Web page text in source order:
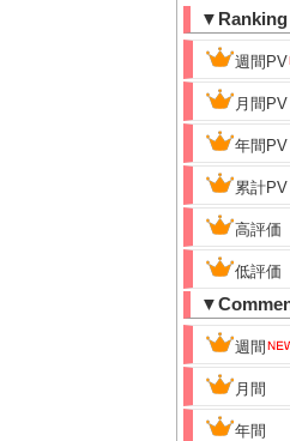
▼Ranking
週間PV
月間PV
年間PV
累計PV
高評価
低評価
週間
月間
年間